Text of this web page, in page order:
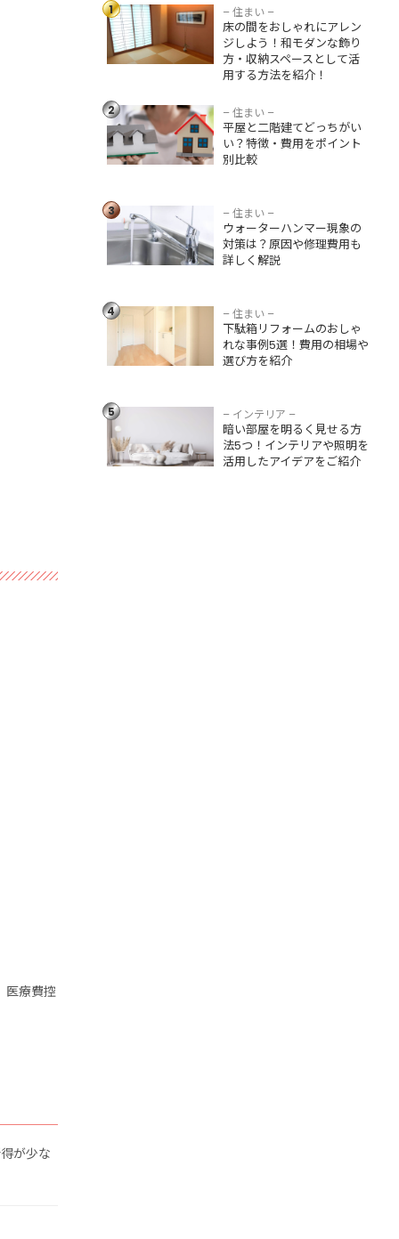
医療費控
が少な
1
り方・収納スペー
スとして活用する
方法を紹介！
– 住まい –
床の間をおしゃれにアレン
ジしよう！和モダンな飾り
方・収納スペースとして活
用する方法を紹介！
2
徴・費用をポイン
ト別比較
– 住まい –
平屋と二階建てどっちがい
い？特徴・費用をポイント
別比較
3
原因や修理費用も
詳しく解説
– 住まい –
ウォーターハンマー現象の
対策は？原因や修理費用も
詳しく解説
4
選！費用の相場や
選び方を紹介
– 住まい –
下駄箱リフォームのおしゃ
れな事例5選！費用の相場や
選び方を紹介
5
暗い部屋を明るく
ンテリアや照明を
活用したアイデア
をご紹介
– インテリア –
暗い部屋を明るく見せる方
法5つ！インテリアや照明を
活用したアイデアをご紹介